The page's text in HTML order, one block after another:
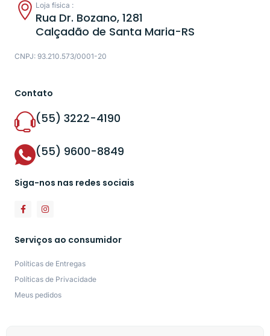
Loja física :
Rua Dr. Bozano, 1281
Calçadão de Santa Maria-RS
CNPJ: 93.210.573/0001-20
Contato
(55) 3222-4190
(55) 9600-8849
Siga-nos nas redes sociais
Serviços ao consumidor
Políticas de Entregas
Políticas de Privacidade
Meus pedidos